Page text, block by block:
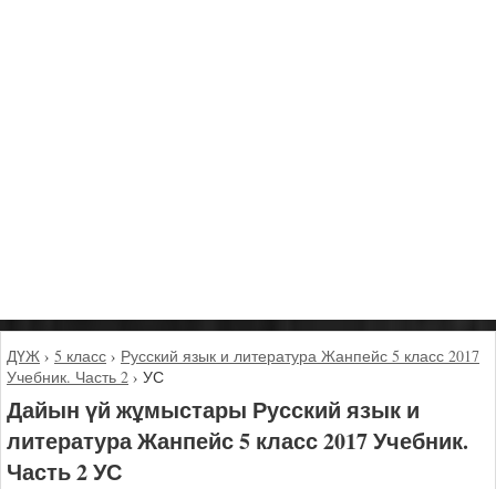
ДҮЖ › 5 класс › Русский язык и литература Жанпейс 5 класс 2017
Учебник. Часть 2 › УС
Дайын үй жұмыстары Русский язык и
литература Жанпейс 5 класс 2017 Учебник.
Часть 2 УС